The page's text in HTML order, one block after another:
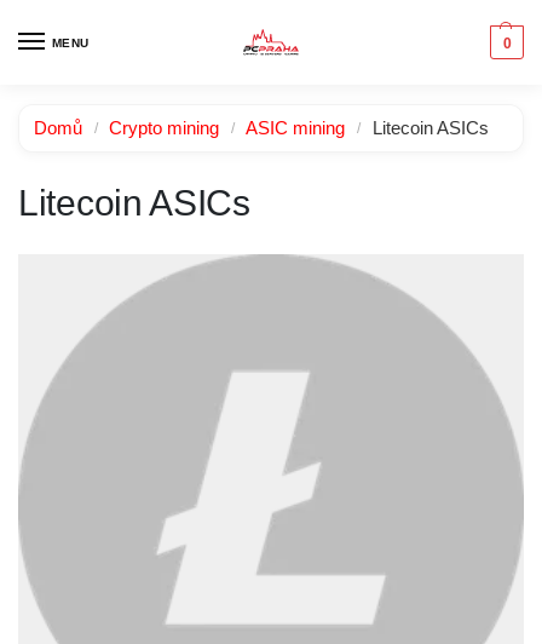
MENU 0
Domů / Crypto mining / ASIC mining / Litecoin ASICs
Litecoin ASICs